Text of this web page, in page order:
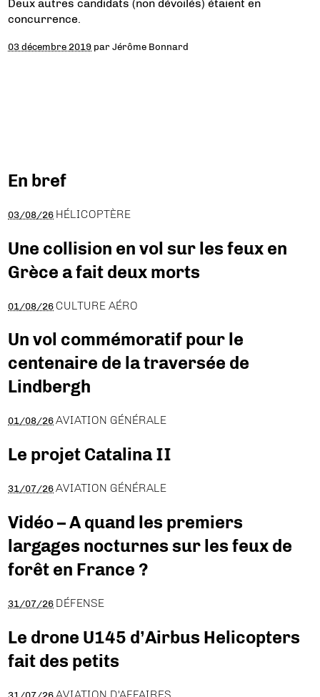
Deux autres candidats (non dévoilés) étaient en
concurrence.
03 décembre 2019 parJérôme Bonnard
En bref
03/08/26 HÉLICOPTÈRE
Une collision en vol sur les feux en
Grèce a fait deux morts
01/08/26 CULTURE AÉRO
Un vol commémoratif pour le
centenaire de la traversée de
Lindbergh
01/08/26 AVIATION GÉNÉRALE
Le projet Catalina II
31/07/26 AVIATION GÉNÉRALE
Vidéo – A quand les premiers
largages nocturnes sur les feux de
forêt en France ?
31/07/26 DÉFENSE
Le drone U145 d’Airbus Helicopters
fait des petits
31/07/26